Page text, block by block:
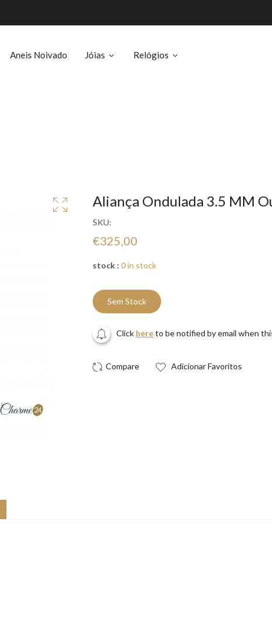
Aneis Noivado Jóias Relógios
Aliança Ondulada 3.5 MM
SKU:
€325,00
stock : 0 in stock
Sem Stock
Click hereto be notified by email when
Adicionar Favoritos